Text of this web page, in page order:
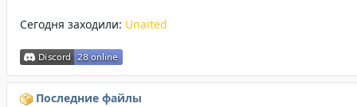
Сегодня заходили: Unaited
Последние файлы